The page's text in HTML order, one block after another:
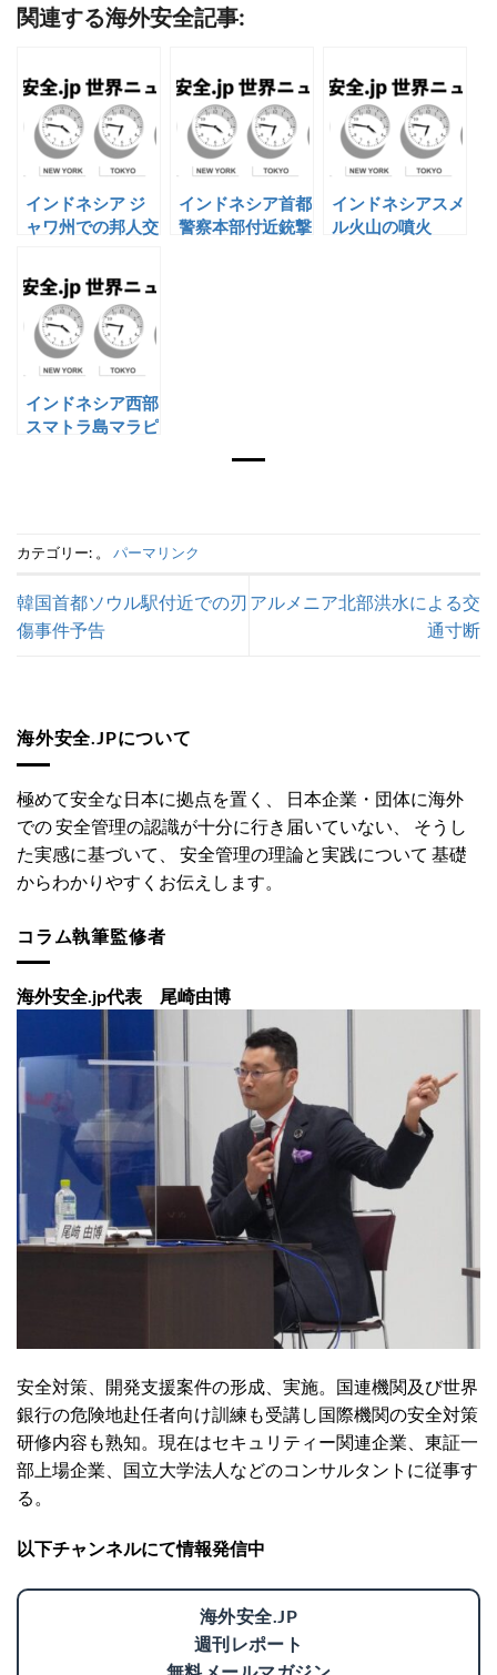
関連する海外安全記事:
インドネシア ジ
ャワ州での邦人交
インドネシア首都
警察本部付近銃撃
インドネシアスメ
ル火山の噴火
インドネシア西部
スマトラ島マラピ
カテゴリー: 。 パーマリンク
韓国首都ソウル駅付近での刃
傷事件予告
アルメニア北部洪水による交
通寸断
海外安全.JPについて
極めて安全な日本に拠点を置く、 日本企業・団体に海外
での 安全管理の認識が十分に行き届いていない、 そうし
た実感に基づいて、 安全管理の理論と実践について 基礎
からわかりやすくお伝えします。
コラム執筆監修者
海外安全.jp代表 尾崎由博
安全対策、開発支援案件の形成、実施。国連機関及び世界
銀行の危険地赴任者向け訓練も受講し国際機関の安全対策
研修内容も熟知。現在はセキュリティー関連企業、東証一
部上場企業、国立大学法人などのコンサルタントに従事す
る。
以下チャンネルにて情報発信中
海外安全.JP
週刊レポート